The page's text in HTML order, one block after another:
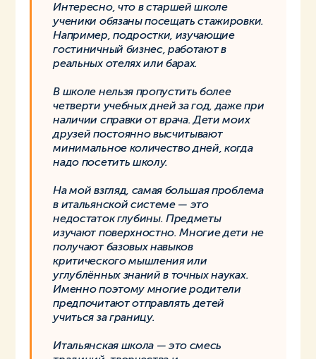
Интересно, что в старшей школе
ученики обязаны посещать стажировки.
Например, подростки, изучающие
гостиничный бизнес, работают в
реальных отелях или барах.
В школе нельзя пропустить более
четверти учебных дней за год, даже при
наличии справки от врача. Дети моих
друзей постоянно высчитывают
минимальное количество дней, когда
надо посетить школу.
На мой взгляд, самая большая проблема
в итальянской системе — это
недостаток глубины. Предметы
изучают поверхностно. Многие дети не
получают базовых навыков
критического мышления или
углублённых знаний в точных науках.
Именно поэтому многие родители
предпочитают отправлять детей
учиться за границу.
Итальянская школа — это смесь